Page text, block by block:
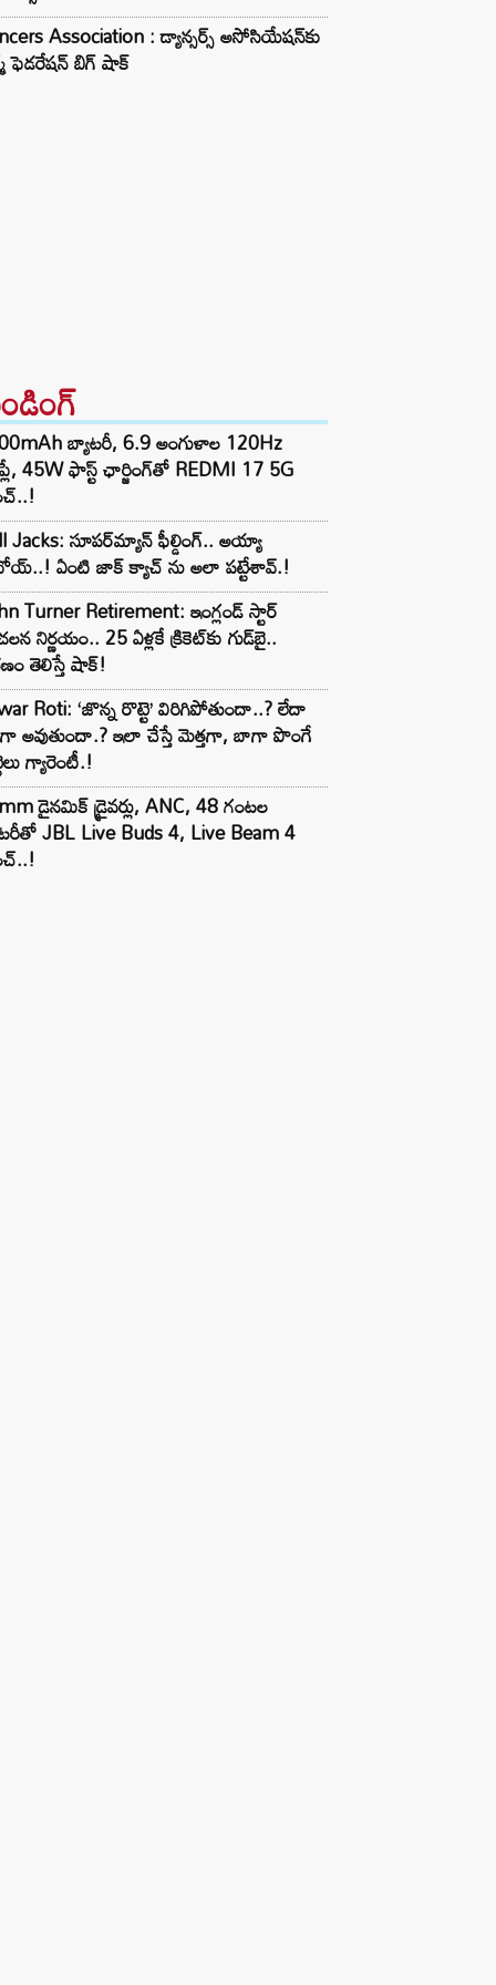
Association : డ్యాన్సర్స్ అసోసియేషన్‌కు
ఫెడరేషన్ బిగ్ షాక్
బ్యాటరీ, 6.9 అంగుళాల 120Hz
45W ఫాస్ట్ ఛార్జింగ్‌తో REDMI 17 5G
Jacks: సూపర్‌మ్యాన్ ఫీల్డింగ్.. అయ్యా
ఏంటి జాక్ క్యాచ్ ను అలా పట్టేశావ్.!
Turner Retirement: ఇంగ్లండ్ స్టార్
నిర్ణయం.. 25 ఏళ్లకే క్రికెట్‌కు గుడ్‌బై..
తెలిస్తే షాక్!
Roti: ‘జొన్న రొట్టె’ విరిగిపోతుందా..? లేదా
అవుతుందా.? ఇలా చేస్తే మెత్తగా, బాగా పొంగే
గ్యారెంటీ.!
డైనమిక్ డ్రైవర్లు, ANC, 48 గంటల
JBL Live Buds 4, Live Beam 4